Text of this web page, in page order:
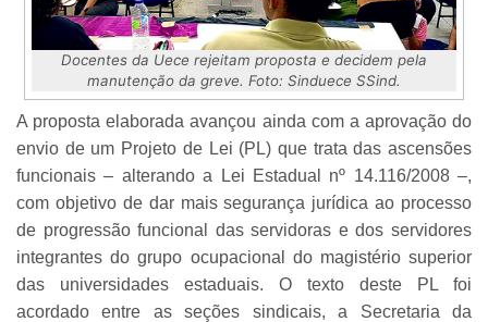
Docentes da Uece rejeitam proposta e decidem pela
manutenção da greve. Foto: Sinduece SSind.
A proposta elaborada avançou ainda com a aprovação do
envio de um Projeto de Lei (PL) que trata das ascensões
funcionais – alterando a Lei Estadual nº 14.116/2008 –,
com objetivo de dar mais segurança jurídica ao processo
de progressão funcional das servidoras e dos servidores
integrantes do grupo ocupacional do magistério superior
das universidades estaduais. O texto deste PL foi
acordado entre as seções sindicais, a Secretaria da